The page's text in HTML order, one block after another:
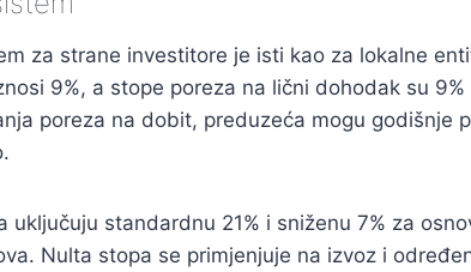
za strane investitore je isti kao za lokalne
9%, a stope poreza na lični dohodak su 9%
poreza na dobit, preduzeća mogu godišnje
uključuju standardnu 21% i sniženu 7% za
Nulta stopa se primjenjuje na izvoz i